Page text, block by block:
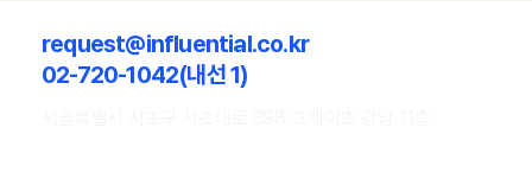
request@influential.co.kr
02-720-1042(내선 1)